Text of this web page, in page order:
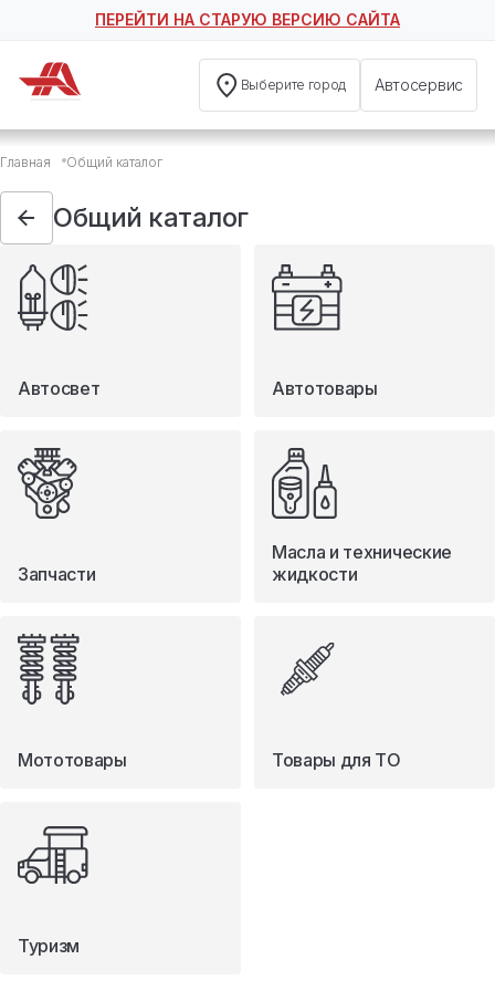
ПЕРЕЙТИ НА СТАРУЮ ВЕРСИЮ САЙТА
Выберите город Автосервис
Общий каталог
Автосвет
Автотовары
Запчасти
Масла и технические жидкости
Мототовары
Туризм
Главная Общий каталог
Общий каталог
Автосвет Автотовары
Запчасти
Масла и технические
жидкости
Мототовары Товары для ТО
Туризм